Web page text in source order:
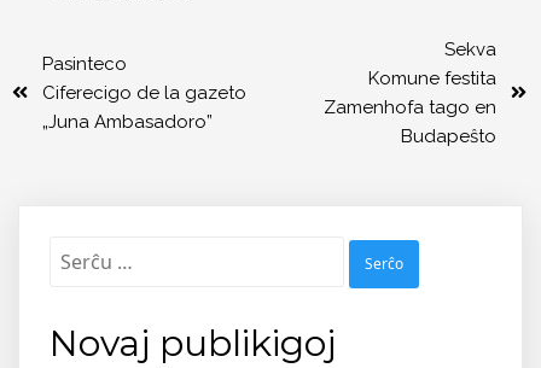
Pasinteco
Ciferecigo de la gazeto
„Juna Ambasadoro”
Sekva
Komune festita
Zamenhofa tago en
Budapeŝto
Serĉu:
Novaj publikigoj